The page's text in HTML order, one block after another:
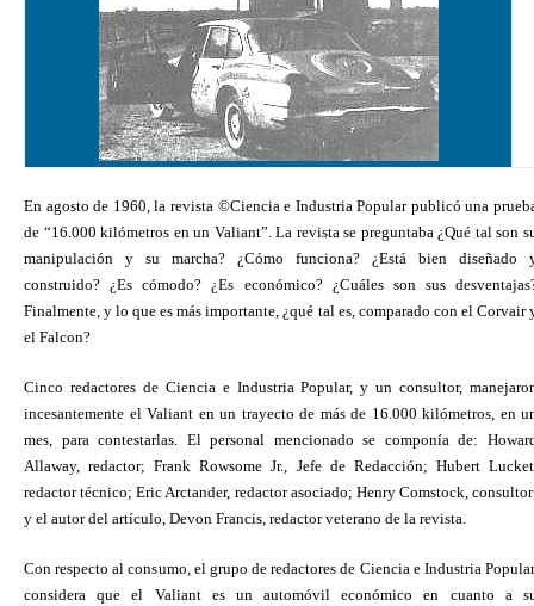
En agosto de 1960, la revista ©Ciencia e Industria Popular publicó una
de “16.000 kilómetros en un Valiant”. La revista se preguntaba ¿Qué tal son
manipulación y su marcha? ¿Cómo funciona? ¿Está bien diseñado
construido? ¿Es cómodo? ¿Es económico? ¿Cuáles son sus
Finalmente, y lo que es más importante, ¿qué tal es, comparado con el Corvair
el Falcon?
Cinco redactores de Ciencia e Industria Popular, y un consultor,
incesantemente el Valiant en un trayecto de más de 16.000 kilómetros, en
mes, para contestarlas. El personal mencionado se componía de:
Allaway, redactor; Frank Rowsome Jr., Jefe de Redacción; Hubert
redactor técnico; Eric Arctander, redactor asociado; Henry Comstock,
y el autor del artículo, Devon Francis, redactor veterano de la revista.
Con respecto al consumo, el grupo de redactores de Ciencia e Industria
considera que el Valiant es un automóvil económico en cuanto a